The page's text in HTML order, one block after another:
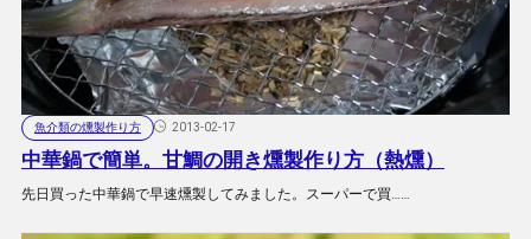
魚介類の燻製作り方 2013-02-17
中華鍋で簡単。甘鯛の開き燻製作り方（熱燻）
先日買った中華鍋で早速燻製してみました。スーパーで買……